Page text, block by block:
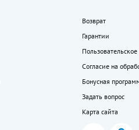
Возврат
Гарантии
Согласие на
Бонусная
Задать вопрос
Карта сайта